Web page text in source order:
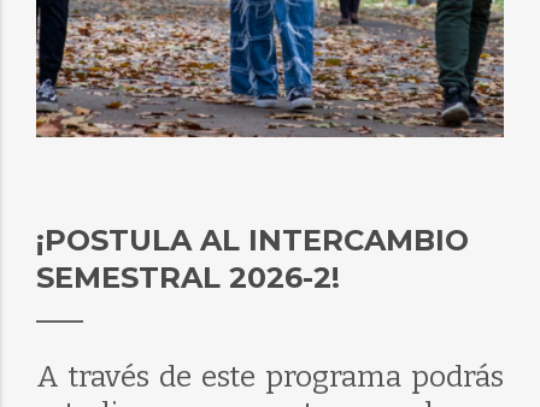
¡POSTULA AL INTERCAMBIO
SEMESTRAL 2026-2!
A través de este programa podrás